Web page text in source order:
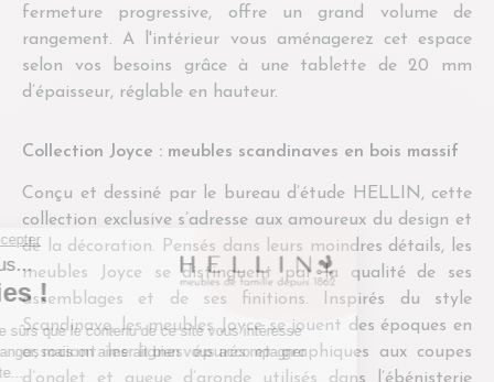
fermeture progressive, offre un grand volume de
rangement. A l'intérieur vous aménagerez cet espace
selon vos besoins grâce à une tablette de 20 mm
d’épaisseur, réglable en hauteur.
Collection Joyce : meubles scandinaves en bois massif
Conçu et dessiné par le bureau d’étude HELLIN, cette
collection exclusive s’adresse aux amoureux du design et
de la décoration. Pensés dans leurs moindres détails, les
meubles Joyce se distinguent par la qualité de ses
assemblages et de ses finitions. Inspirés du style
Scandinave, les meubles Joyce se jouent des époques en
associant les lignes épurés et graphiques aux coupes